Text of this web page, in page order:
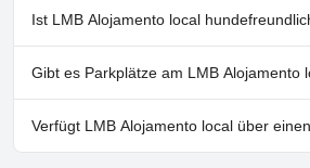
Nein, ein Spa ist im LMB Alojamento local
Ist LMB Alojamento local
Nein, LMB Alojamento local erlaubt keine
Gibt es Parkplätze am LMB Alojamento
Ja, Parkmöglichkeiten sind im LMB
Verfügt LMB Alojamento local über